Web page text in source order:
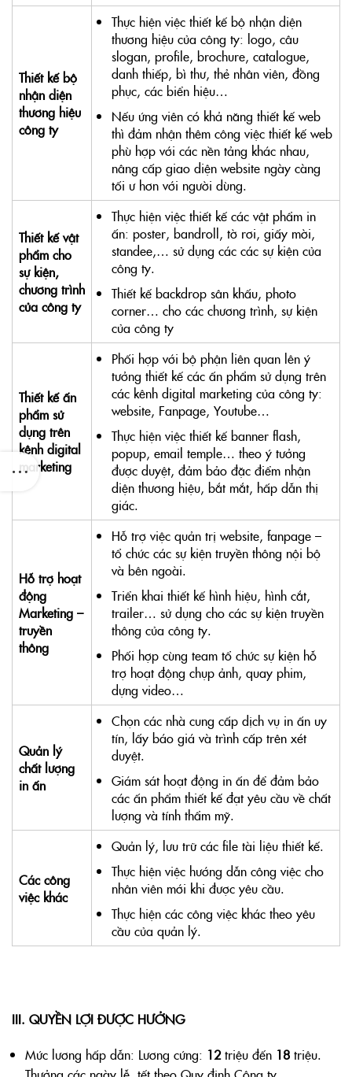
Thiết kế bộ
nhận diện
thương hiệu
công ty
Thực hiện việc thiết kế bộ nhận diện
thương hiệu của công ty: logo, câu
slogan, profile, brochure, catalogue,
danh thiếp, bì thư, thẻ nhân viên, đồng
phục, các biển hiệu…
Nếu ứng viên có khả năng thiết kế web
thì đảm nhận thêm công việc thiết kế web
phù hợp với các nền tảng khác nhau,
nâng cấp giao diện website ngày càng
tối ư hơn với người dùng.
Thiết kế vật
phẩm cho
sự kiện,
chương trình
của công ty
Thực hiện việc thiết kế các vật phẩm in
ấn: poster, bandroll, tờ rơi, giấy mời,
standee,… sử dụng các các sự kiện của
công ty.
Thiết kế backdrop sân khấu, photo
corner… cho các chương trình, sự kiện
của công ty
Thiết kế ấn
phẩm sử
dụng trên
kênh digital
marketing
Phối hợp với bộ phận liên quan lên ý
tưởng thiết kế các ấn phẩm sử dụng trên
các kênh digital marketing của công ty:
website, Fanpage, Youtube…
Thực hiện việc thiết kế banner flash,
popup, email temple… theo ý tưởng
được duyệt, đảm bảo đặc điểm nhận
diện thương hiệu, bắt mắt, hấp dẫn thị
giác.
Hỗ trợ hoạt
động
Marketing –
truyền
thông
Hỗ trợ việc quản trị website, fanpage –
tổ chức các sự kiện truyền thông nội bộ
và bên ngoài.
Triển khai thiết kế hình hiệu, hình cắt,
trailer… sử dụng cho các sự kiện truyền
thông của công ty.
Phối hợp cùng team tổ chức sự kiện hỗ
trợ hoạt động chụp ảnh, quay phim,
dựng video…
Quản lý
chất lượng
in ấn
Chọn các nhà cung cấp dịch vụ in ấn uy
tín, lấy báo giá và trình cấp trên xét
duyệt.
Giám sát hoạt động in ấn để đảm bảo
các ấn phẩm thiết kế đạt yêu cầu về chất
lượng và tính thẩm mỹ.
Các công
việc khác
Quản lý, lưu trữ các file tài liệu thiết kế.
Thực hiện việc hướng dẫn công việc cho
nhân viên mới khi được yêu cầu.
Thực hiện các công việc khác theo yêu
cầu của quản lý.
III. QUYỀN LỢI ĐƯỢC HƯỞNG
Mức lương hấp dẫn: Lương cứng: 12triệu đến 18 triệu.